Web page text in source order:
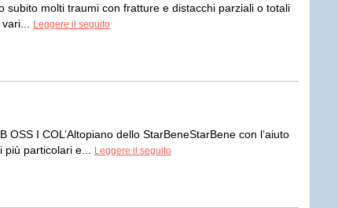
subito molti traumi con fratture e distacchi parziali o totali
Leggere il seguito
I COL’Altopiano dello StarBeneStarBene con l’aiuto
particolari e...
Leggere il seguito